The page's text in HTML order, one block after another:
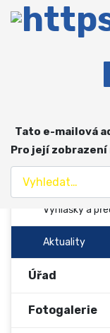
Tato e-mailová
Pro její
Obec
Spolky
Hospodaření
Vyhlášky a
Aktuality
Úřad
Fotogalerie